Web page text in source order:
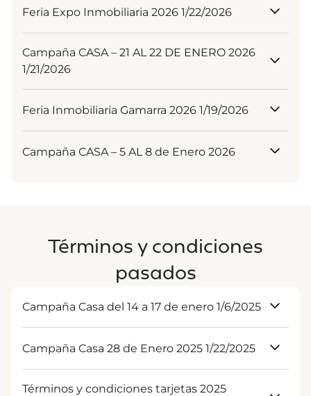
Descargar
Feria Expo Inmobiliaria 2026 1/22/2026
Descargar
Campaña CASA – 21 AL 22 DE ENERO 2026
1/21/2026
Descargar
Feria Inmobiliaria Gamarra 2026 1/19/2026
Descargar
Campaña CASA – 5 AL 8 de Enero 2026
Términos y condiciones
pasados
Campaña Casa del 14 a 17 de enero 1/6/2025
Descargar
Campaña Casa 28 de Enero 2025 1/22/2025
Descargar
Términos y condiciones tarjetas 2025